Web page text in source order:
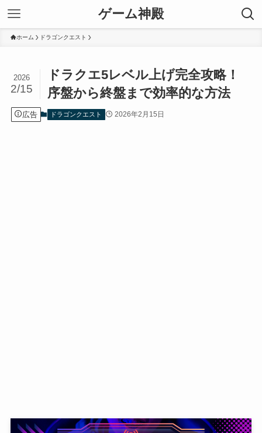
ゲーム神殿
ホーム ドラゴンクエスト
ドラクエ5レベル上げ完全攻略！
序盤から終盤まで効率的な方法
2026
2/15
広告 ドラゴンクエスト 2026年2月15日